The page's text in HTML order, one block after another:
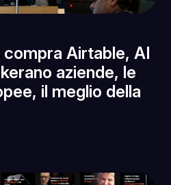
compra Airtable, AI
aziende, le
il meglio della